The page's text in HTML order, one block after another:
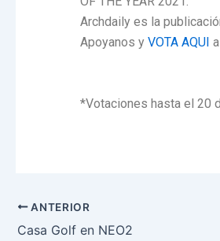
Archdaily es la
Apoyanos y VOTA AQUI
*Votaciones hasta el 20
ANTERIOR
Casa Golf en NEO2